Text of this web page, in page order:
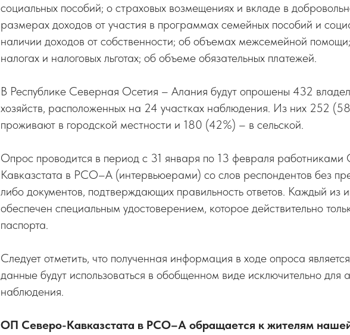
социальных пособий; о страховых возмещениях и вкладе в
размерах доходов от участия в программах семейных пособий и
наличии доходов от собственности; об объемах межсемейной
налогах и налоговых льготах; об объеме обязательных платежей.
В Республике Северная Осетия – Алания будут опрошены 432
хозяйств, расположенных на 24 участках наблюдения. Из них 252
проживают в городской местности и 180 (42%) – в сельской.
Опрос проводится в период с 31 января по 13 февраля
Кавказстата в РСО–А (интервьюерами) со слов респондентов без
либо документов, подтверждающих правильность ответов. Каждый из
обеспечен специальным удостоверением, которое действительно
паспорта.
Следует отметить, что полученная информация в ходе опроса
данные будут использоваться в обобщенном виде исключительно для
наблюдения.
ОП Северо-Кавказстата в РСО–А обращается к жителям